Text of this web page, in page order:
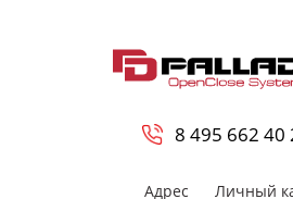
8 495 662 40
Адрес
Личный